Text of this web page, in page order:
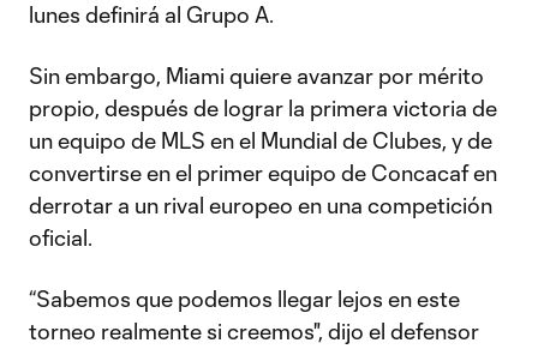
lunes definirá al Grupo A.
Sin embargo, Miami quiere avanzar por mérito
propio, después de lograr la primera victoria de
un equipo de MLS en el Mundial de Clubes, y de
convertirse en el primer equipo de Concacaf en
derrotar a un rival europeo en una competición
oficial.
“Sabemos que podemos llegar lejos en este
torneo realmente si creemos", dijo el defensor